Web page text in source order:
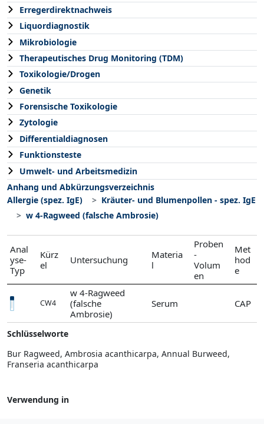
Erregerdirektnachweis
Liquordiagnostik
Mikrobiologie
Therapeutisches Drug Monitoring (TDM)
Toxikologie/Drogen
Genetik
Forensische Toxikologie
Zytologie
Differentialdiagnosen
Funktionsteste
Umwelt- und Arbeitsmedizin
Anhang und Abkürzungsverzeichnis
Allergie (spez. IgE)
Kräuter- und Blumenpollen - spez. IgE
w 4-Ragweed (falsche Ambrosie)
Anal
yse-
Typ
Kürz
el
Untersuchung
Materia
l
Proben
-
Volum
en
Met
hod
e
CW4
w 4-Ragweed
(falsche
Ambrosie)
Serum CAP
Schlüsselworte
Bur Ragweed, Ambrosia acanthicarpa, Annual Burweed,
Franseria acanthicarpa
Verwendung in